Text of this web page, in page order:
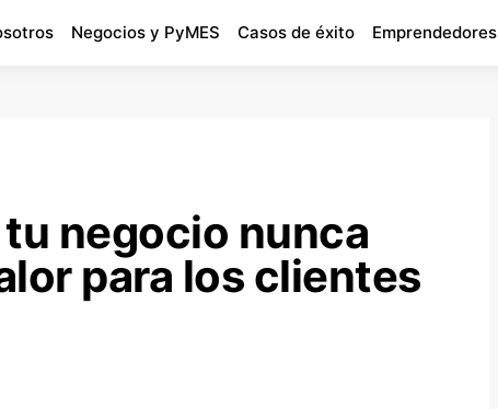
Negocios y PyMES Casos de éxito Emprendedores
negocio nunca
para los clientes